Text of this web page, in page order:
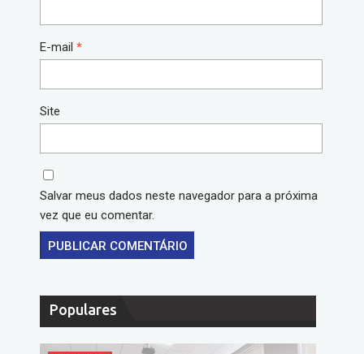
E-mail *
Site
Salvar meus dados neste navegador para a próxima
vez que eu comentar.
Populares